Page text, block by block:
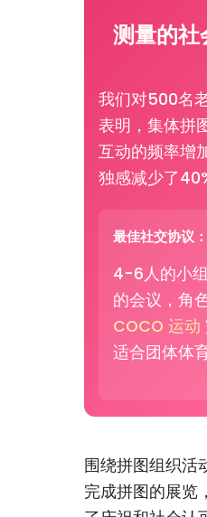
测量的社
我们对500名
表明，集体拼
互动的频率增
独感减少了
最佳社交协议：
4-6人的小
的会议，角
COCO 运动
适合团体体
围绕拼图组织活
完成拼图的展览